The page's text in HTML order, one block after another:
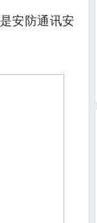
安防通讯安